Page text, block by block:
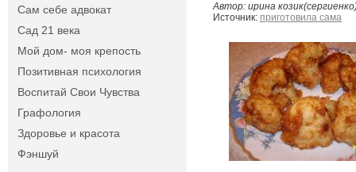
Сам себе адвокат
Сад 21 века
Мой дом- моя крепость
Позитивная психология
Воспитай Свои Чувства
Графология
Здоровье и красота
Фэншуй
Автор: ирина
Источник: приготовила сама